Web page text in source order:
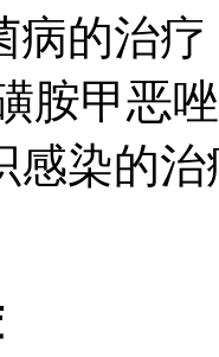
病的治
胺甲恶
感染的